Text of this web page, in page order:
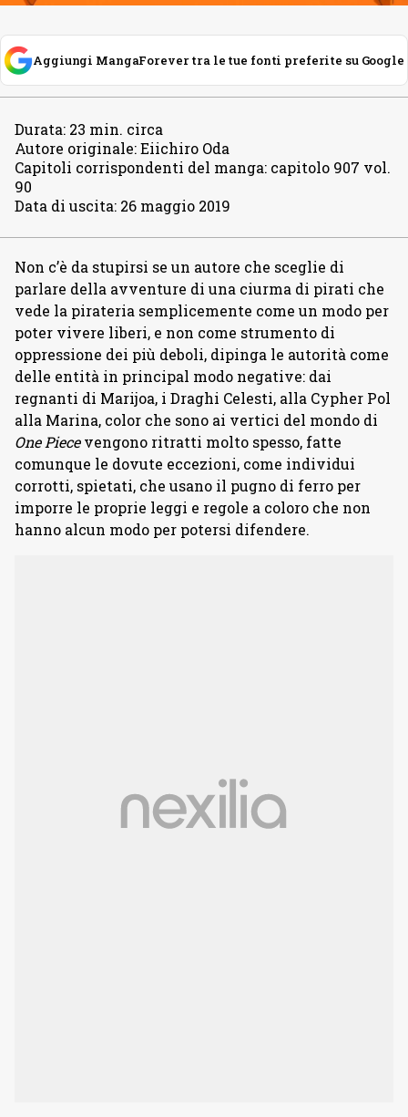
Aggiungi MangaForever tra le tue fonti preferite su Google
Durata: 23 min. circa
Autore originale:Eiichiro Oda
Capitoli corrispondenti del manga: capitolo 907 vol.
90
Data di uscita: 26 maggio 2019
Non c’è da stupirsi se un autore che sceglie di
parlare della avventure di una ciurma di pirati che
vede la pirateria semplicemente come un modo per
poter vivere liberi, e non come strumento di
oppressione dei più deboli, dipinga le autorità come
delle entità in principal modo negative: dai
regnanti di Marijoa, i Draghi Celesti, alla Cypher Pol
alla Marina, color che sono ai vertici del mondo di
One Piecevengono ritratti molto spesso, fatte
comunque le dovute eccezioni, come individui
corrotti, spietati, che usano il pugno di ferro per
imporre le proprie leggi e regole a coloro che non
hanno alcun modo per potersi difendere.